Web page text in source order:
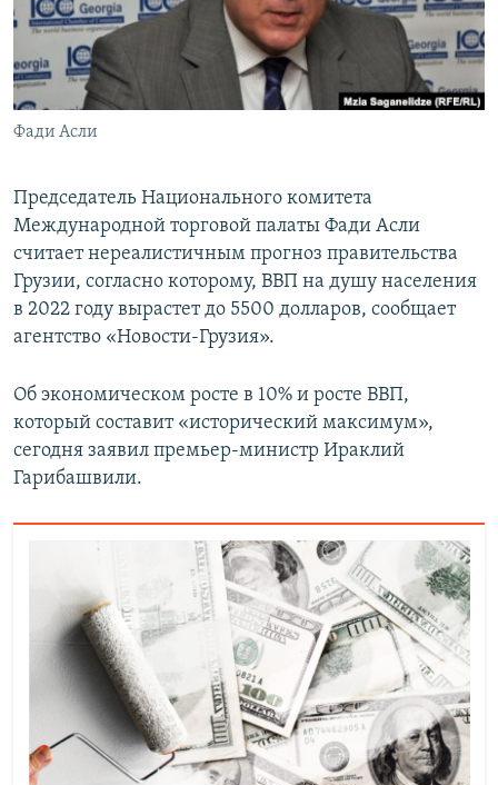
СПОРТ
МИР
БЛОГИ
ГОЛОСА
ЧИТАЕМ ПРЕССУ
АРХИВ РАДИОПРОГРАММЫ
Все сайты РСЕ/РС
Фади Асли
Председатель Национального комитета
Международной торговой палаты Фади Асли
считает нереалистичным прогноз правительства
Грузии, согласно которому, ВВП на душу населения
в 2022 году вырастет до 5500 долларов, сообщает
агентство «Новости-Грузия».
Об экономическом росте в 10% и росте ВВП,
который составит «исторический максимум»,
сегодня заявил премьер-министр Ираклий
Гарибашвили.